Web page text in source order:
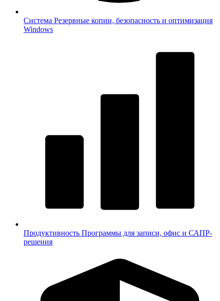
Система Резервные копии, безопасность и оптимизация
Windows
Продуктивность Программы для записи, офис и САПР-
решения